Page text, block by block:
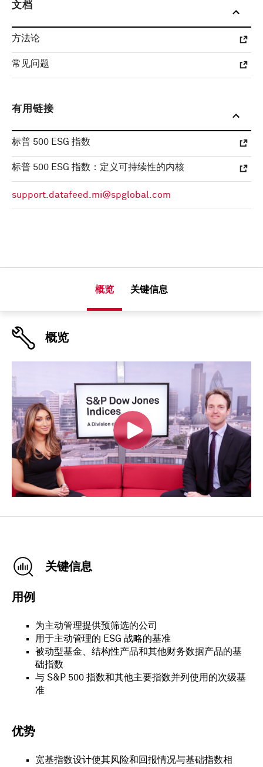
文档
方法论
常见问题
有用链接
标普 500 ESG 指数
标普 500 ESG 指数：定义可持续性的内核
support.datafeed.mi@spglobal.com
概览 关键信息
概览
关键信息
用例
为主动管理提供预筛选的公司
用于主动管理的 ESG 战略的基准
被动型基金、结构性产品和其他财务数据产品的基
础指数
与 S&P 500 指数和其他主要指数并列使用的次级基
准
优势
宽基指数设计使其风险和回报情况与基础指数相